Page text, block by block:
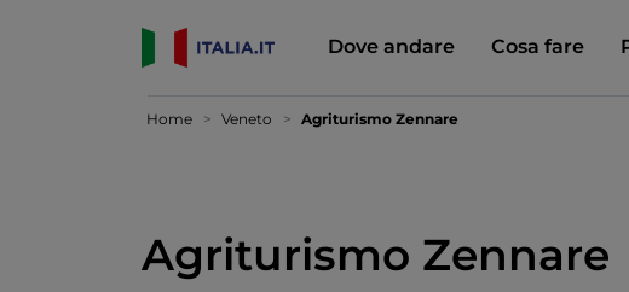
Dove andare Cosa fare
Home Veneto Agriturismo Zennare
Agriturismo Zennare